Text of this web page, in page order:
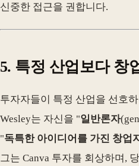
신중한 접근을 권합니다.
5. 특정 산업보다 창
투자자들이 특정 산업을 선호
Wesley는 자신을 "일반론자
"독특한 아이디어를 가진 창업
그는 Canva 투자를 회상하며,